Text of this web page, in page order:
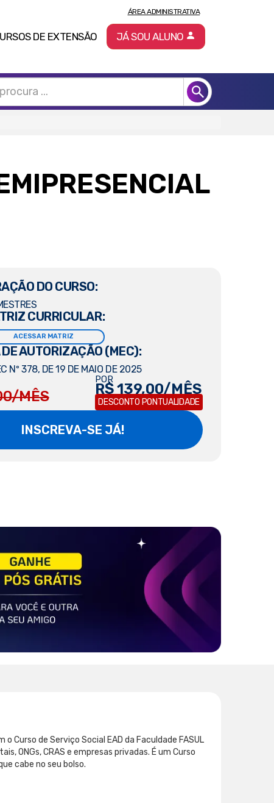
DE EXTENSÃO
ÁREA ADMINISTRATIVA
JÁ SOU ALUNO
DO CURSO:
CURRICULAR:
ACESSAR MATRIZ
AUTORIZAÇÃO (MEC):
Nº 378, DE 19 DE MAIO DE 2025
MÊS
POR
R$ 139,00/MÊS
DESCONTO PONTUALIDADE
INSCREVA-SE JÁ!
Curso de Serviço Social EAD da Faculdade FASUL
ONGs, CRAS e empresas privadas. É um Curso
cabe no seu bolso.